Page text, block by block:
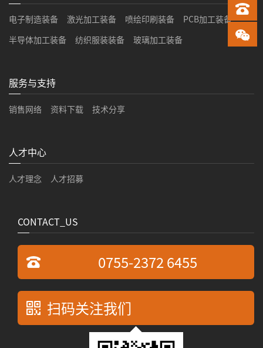
电子制造装备 激光加工装备 喷绘印刷装备
PCB加工装备
半导体加工装备
纺织服装装备 玻璃加工装备
服务与支持
销售网络 资料下载 技术分享
人才中心
人才理念 人才招募
CONTACT_US
0755-2372 6455
扫码关注我们